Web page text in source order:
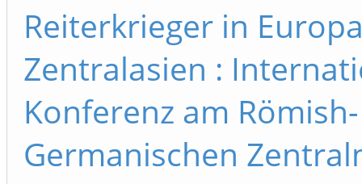
Reiterkrieger in
Zentralasien :
Konferenz am Römish-
Germanischen